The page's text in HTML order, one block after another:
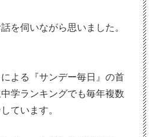
を伺いながら思いました。
よる『サンデー毎日』の首
学ランキングでも毎年複数
ています。